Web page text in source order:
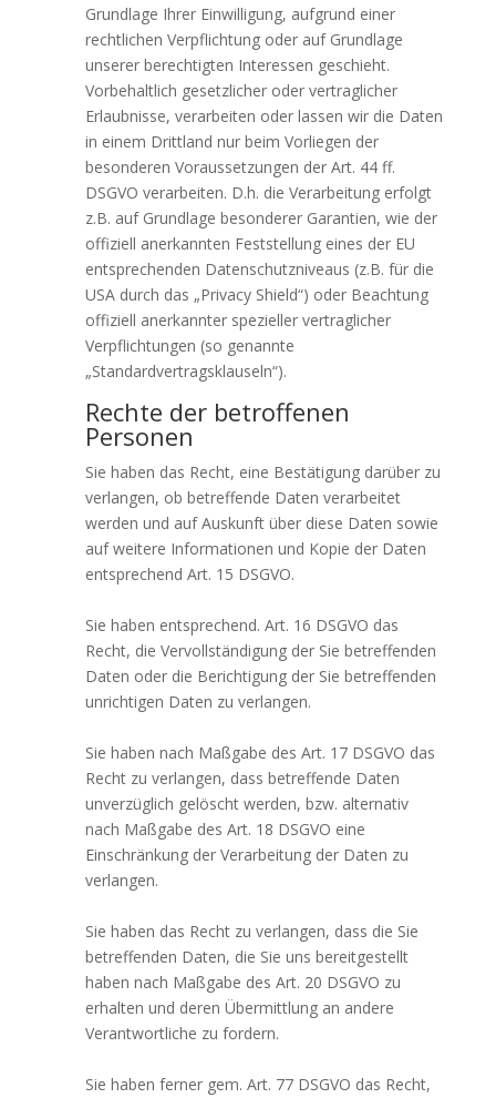
Grundlage Ihrer Einwilligung, aufgrund einer
rechtlichen Verpflichtung oder auf Grundlage
unserer berechtigten Interessen geschieht.
Vorbehaltlich gesetzlicher oder vertraglicher
Erlaubnisse, verarbeiten oder lassen wir die Daten
in einem Drittland nur beim Vorliegen der
besonderen Voraussetzungen der Art. 44 ff.
DSGVO verarbeiten. D.h. die Verarbeitung erfolgt
z.B. auf Grundlage besonderer Garantien, wie der
offiziell anerkannten Feststellung eines der EU
entsprechenden Datenschutzniveaus (z.B. für die
USA durch das „Privacy Shield“) oder Beachtung
offiziell anerkannter spezieller vertraglicher
Verpflichtungen (so genannte
„Standardvertragsklauseln“).
Rechte der betroffenen
Personen
Sie haben das Recht, eine Bestätigung darüber zu
verlangen, ob betreffende Daten verarbeitet
werden und auf Auskunft über diese Daten sowie
auf weitere Informationen und Kopie der Daten
entsprechend Art. 15 DSGVO.
Sie haben entsprechend. Art. 16 DSGVO das
Recht, die Vervollständigung der Sie betreffenden
Daten oder die Berichtigung der Sie betreffenden
unrichtigen Daten zu verlangen.
Sie haben nach Maßgabe des Art. 17 DSGVO das
Recht zu verlangen, dass betreffende Daten
unverzüglich gelöscht werden, bzw. alternativ
nach Maßgabe des Art. 18 DSGVO eine
Einschränkung der Verarbeitung der Daten zu
verlangen.
Sie haben das Recht zu verlangen, dass die Sie
betreffenden Daten, die Sie uns bereitgestellt
haben nach Maßgabe des Art. 20 DSGVO zu
erhalten und deren Übermittlung an andere
Verantwortliche zu fordern.
Sie haben ferner gem. Art. 77 DSGVO das Recht,